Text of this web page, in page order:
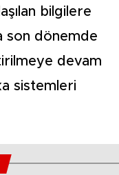
bilgilere
son dönemde
devam
sistemleri